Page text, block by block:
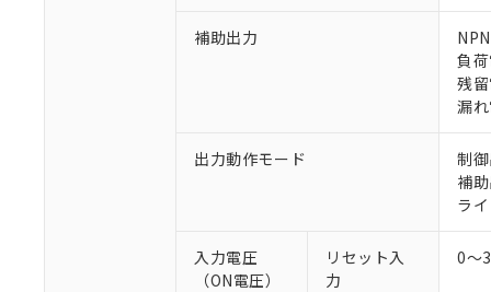
補助出力
負
残
漏
出力動作モード
制
補
ラ
入力電圧
（ON電圧）
リセット入
力
0～
ご利用条件
以下の条件をお読
※1 対応状況
対応済み：
対応予定：EU
対応予定なし：
調査・確認中：
非該当品：ライ
仕入先様の事情
※1 中国
「○」：最大均質